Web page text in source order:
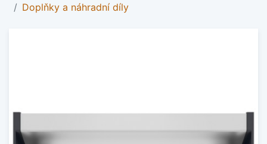
Doplňky a náhradní díly